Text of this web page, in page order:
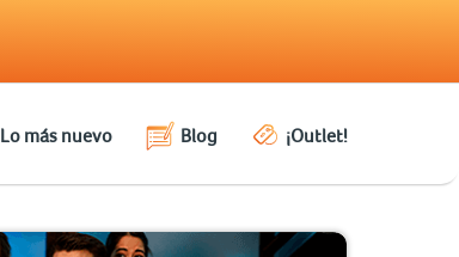
Lo más nuevo Blog ¡Outlet!